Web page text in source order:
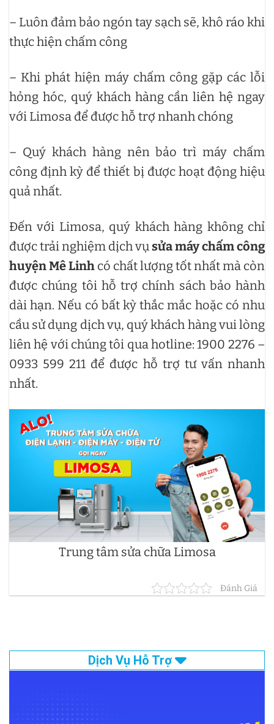
– Luôn đảm bảo ngón tay sạch sẽ, khô ráo khi
thực hiện chấm công
– Khi phát hiện máy chấm công gặp các lỗi
hỏng hóc, quý khách hàng cần liên hệ ngay
với Limosa để được hỗ trợ nhanh chóng
– Quý khách hàng nên bảo trì máy chấm
công định kỳ để thiết bị được hoạt động hiệu
quả nhất.
Đến với Limosa, quý khách hàng không chỉ
được trải nghiệm dịch vụ sửa máy chấm công
huyện Mê Linh có chất lượng tốt nhất mà còn
được chúng tôi hỗ trợ chính sách bảo hành
dài hạn. Nếu có bất kỳ thắc mắc hoặc có nhu
cầu sử dụng dịch vụ, quý khách hàng vui lòng
liên hệ với chúng tôi qua hotline: 1900 2276 –
0933 599 211 để được hỗ trợ tư vấn nhanh
nhất.
Trung tâm sửa chữa Limosa
Đánh Giá
Dịch Vụ Hỗ Trợ